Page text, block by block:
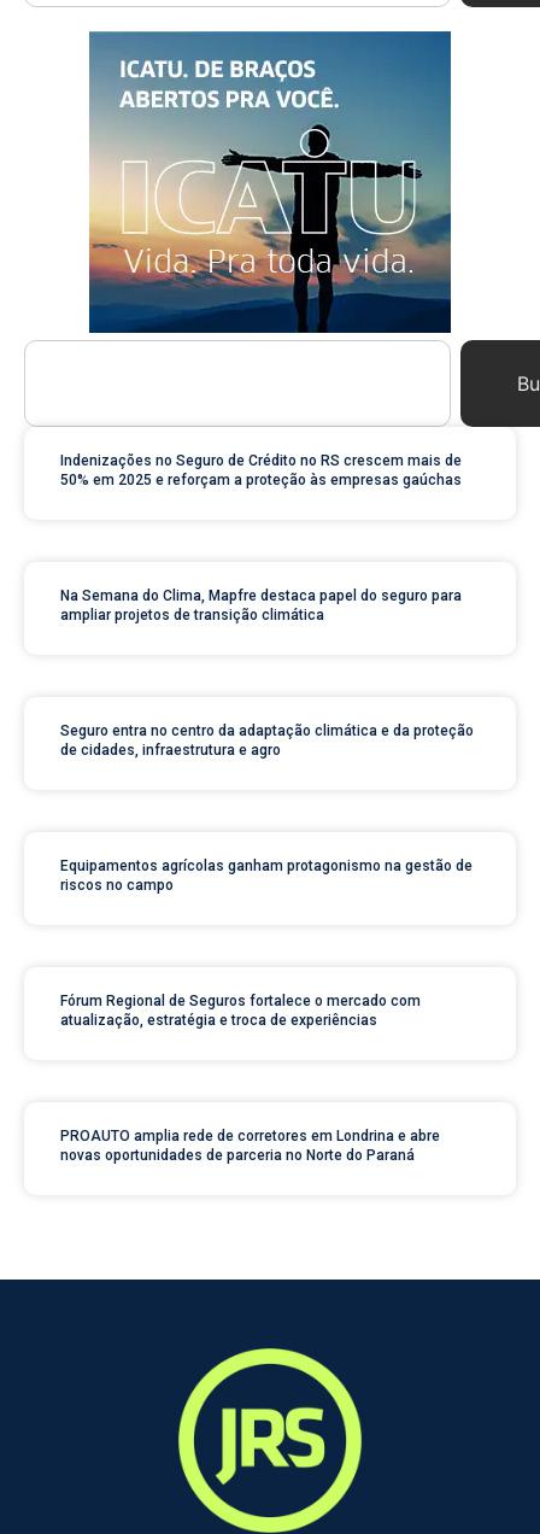
Indenizações no Seguro de Crédito no RS crescem mais de
50% em 2025 e reforçam a proteção às empresas gaúchas
Na Semana do Clima, Mapfre destaca papel do seguro para
ampliar projetos de transição climática
Seguro entra no centro da adaptação climática e da proteção
de cidades, infraestrutura e agro
Equipamentos agrícolas ganham protagonismo na gestão de
riscos no campo
Fórum Regional de Seguros fortalece o mercado com
atualização, estratégia e troca de experiências
PROAUTO amplia rede de corretores em Londrina e abre
novas oportunidades de parceria no Norte do Paraná